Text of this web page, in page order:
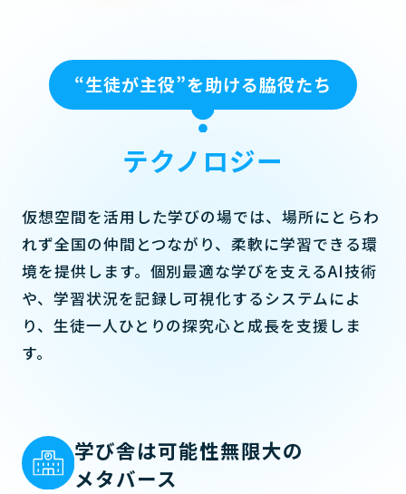
“生徒が主役”を助ける脇役たち
テクノロジー
仮想空間を活用した学びの場では、場所にとらわ
れず全国の仲間とつながり、柔軟に学習できる環
境を提供します。個別最適な学びを支えるAI技術
や、学習状況を記録し可視化するシステムによ
り、生徒一人ひとりの探究心と成長を支援しま
す。
学び舎は可能性無限大の
メタバース